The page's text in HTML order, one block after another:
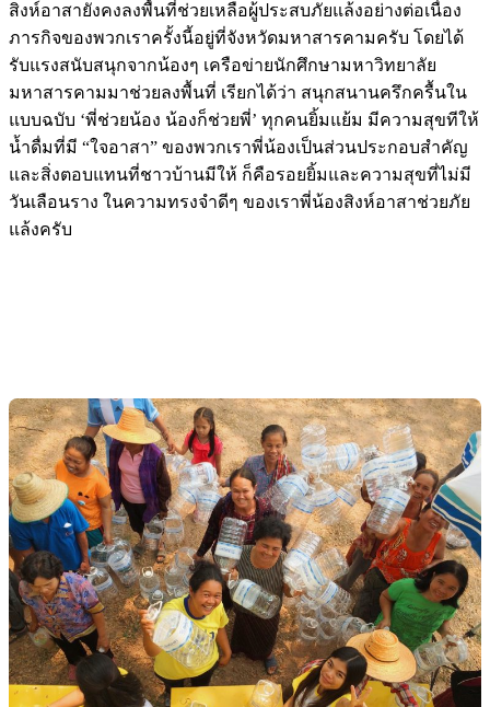
สิงห์อาสายังคงลงพื้นที่ช่วยเหลือผู้ประสบภัยแล้งอย่างต่อเนื่อง
ภารกิจของพวกเราครั้งนี้อยู่ที่จังหวัดมหาสารคามครับ โดยได้
รับแรงสนับสนุกจากน้องๆ เครือข่ายนักศึกษามหาวิทยาลัย
มหาสารคามมาช่วยลงพื้นที่ เรียกได้ว่า สนุกสนานครึกครื้นใน
แบบฉบับ ‘พี่ช่วยน้อง น้องก็ช่วยพี่’ ทุกคนยิ้มแย้ม มีความสุขทีให้
น้ำดื่มที่มี “ใจอาสา” ของพวกเราพี่น้องเป็นส่วนประกอบสำคัญ
และสิ่งตอบแทนที่ชาวบ้านมีให้ ก็คือรอยยิ้มและความสุขที่ไม่มี
วันเลือนราง ในความทรงจำดีๆ ของเราพี่น้องสิงห์อาสาช่วยภัย
แล้งครับ